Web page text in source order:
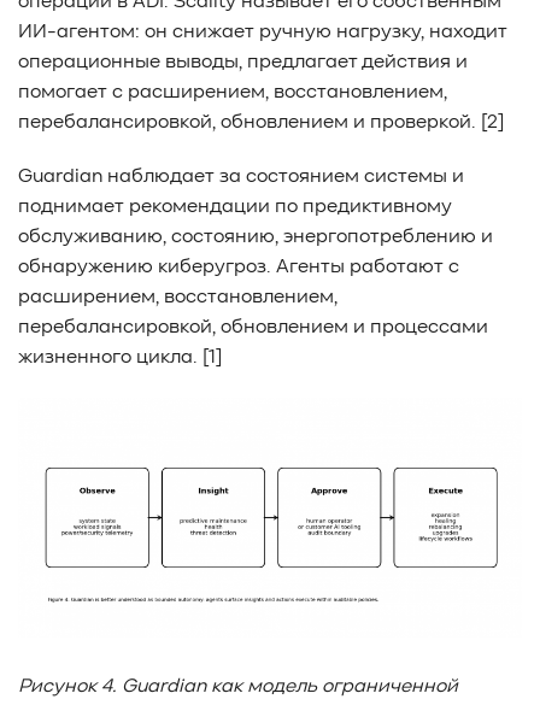
ИИ-агентом: он снижает ручную нагрузку, находит
операционные выводы, предлагает действия и
помогает с расширением, восстановлением,
перебалансировкой, обновлением и проверкой. [2]
Guardian наблюдает за состоянием системы и
поднимает рекомендации по предиктивному
обслуживанию, состоянию, энергопотреблению и
обнаружению киберугроз. Агенты работают с
расширением, восстановлением,
перебалансировкой, обновлением и процессами
жизненного цикла. [1]
Рисунок 4. Guardian как модель ограниченной